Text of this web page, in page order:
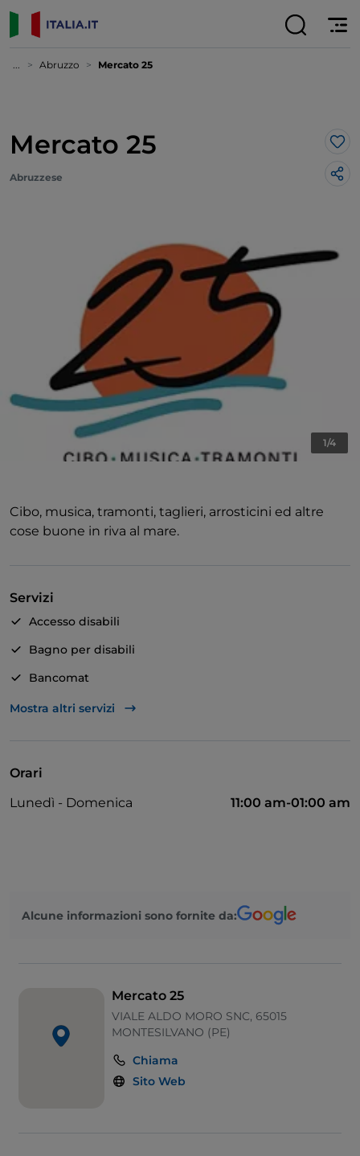
... Abruzzo Mercato 25
Mercato 25
Abruzzese
1/4
Cibo, musica, tramonti, taglieri, arrosticini ed altre
cose buone in riva al mare.
Servizi
Accesso disabili
Bagno per disabili
Bancomat
Diners Club
Mostra altri servizi
Orari
Lunedì - Domenica
11:00 am-01:00 am
Alcune informazioni sono fornite da:
Mercato 25
VIALE ALDO MORO SNC, 65015
MONTESILVANO (PE)
Chiama
Sito Web